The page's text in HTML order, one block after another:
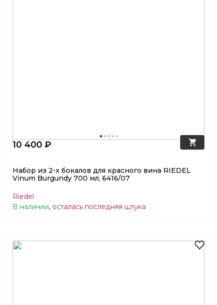
10 400 ₽
Набор из 2-х бокалов для красного вина RIEDEL
Vinum Burgundy 700 мл, 6416/07
Riedel
В наличии, осталась последняя штука